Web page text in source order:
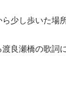
少し歩いた場
良瀬橋の歌詞